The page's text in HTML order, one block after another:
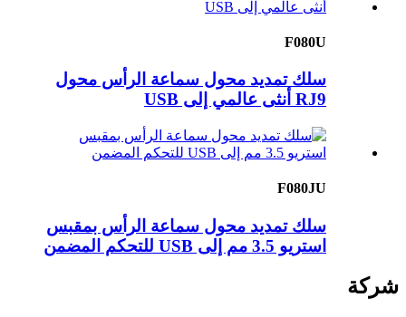
F080U
سلك تمديد محول سماعة الرأس محول
RJ9 أنثى عالمي إلى USB
F080JU
سلك تمديد محول سماعة الرأس بمقبس
استريو 3.5 مم إلى USB للتحكم المضمن
شركة